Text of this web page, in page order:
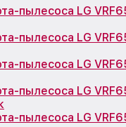
пылесоса LG
пылесоса LG
пылесоса LG
пылесоса LG
пылесоса LG